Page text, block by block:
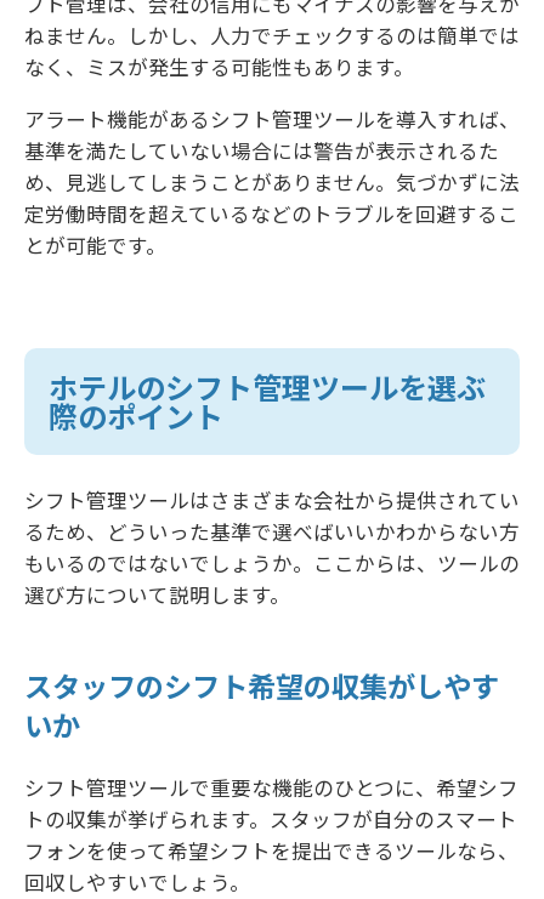
ねません。しかし、人力でチェックするのは簡単では
なく、ミスが発生する可能性もあります。
アラート機能があるシフト管理ツールを導入すれば、
基準を満たしていない場合には警告が表示されるた
め、見逃してしまうことがありません。気づかずに法
定労働時間を超えているなどのトラブルを回避するこ
とが可能です。
ホテルのシフト管理ツールを選ぶ
際のポイント
シフト管理ツールはさまざまな会社から提供されてい
るため、どういった基準で選べばいいかわからない方
もいるのではないでしょうか。ここからは、ツールの
選び方について説明します。
スタッフのシフト希望の収集がしやす
いか
シフト管理ツールで重要な機能のひとつに、希望シフ
トの収集が挙げられます。スタッフが自分のスマート
フォンを使って希望シフトを提出できるツールなら、
回収しやすいでしょう。